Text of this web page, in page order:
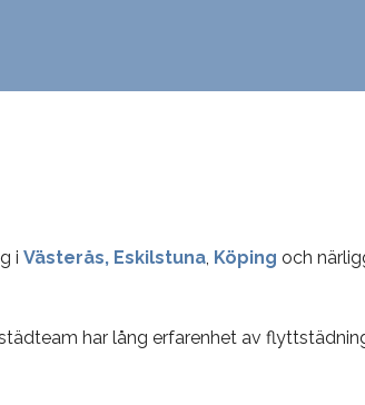
i Västerås, Eskilstuna Köping och
har lång erfarenhet av